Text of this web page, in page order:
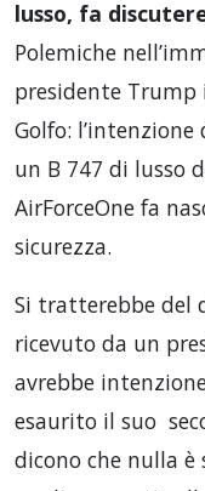
lusso, fa
Polemiche
presidente Trump
Golfo:
un B 747 di lusso
AirForceOne fa
sicurezza.
Si tratterebbe del
ricevuto da un
avrebbe
esaurito il suo
dicono che nulla